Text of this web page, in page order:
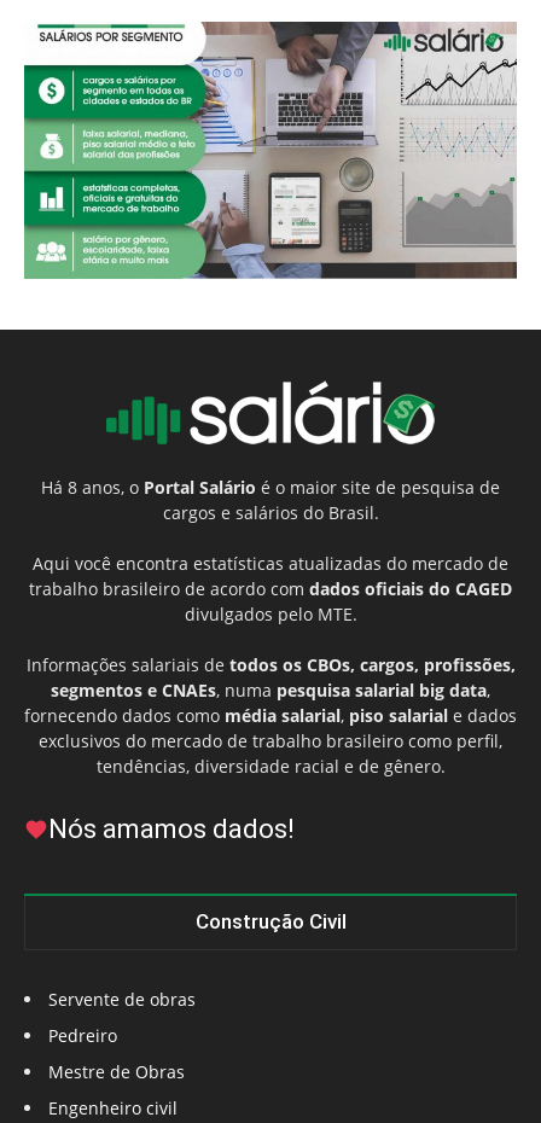
Há 8 anos, o Portal Salário é o maior site de pesquisa de
cargos e salários do Brasil.
Aqui você encontra estatísticas atualizadas do mercado de
trabalho brasileiro de acordo com dados oficiais do CAGED
divulgados pelo MTE.
Informações salariais de todos os CBOs, cargos, profissões,
segmentos e CNAEs, numa pesquisa salarial big data,
fornecendo dados como média salarial, piso salarial e dados
exclusivos do mercado de trabalho brasileiro como perfil,
tendências, diversidade racial e de gênero.
Nós amamos dados!
Construção Civil
Servente de obras
Pedreiro
Mestre de Obras
Engenheiro civil